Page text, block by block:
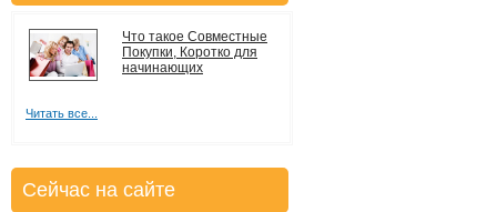
Что такое Совместные
Покупки, Коротко для
начинающих
Читать все...
Сейчас на сайте